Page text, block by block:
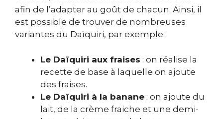
afin de l’adapter au goût de chacun. Ainsi, il
est possible de trouver de nombreuses
variantes du Daïquiri, par exemple :
Le Daïquiri aux fraises : on réalise la
recette de base à laquelle on ajoute
des fraises.
Le Daïquiri à la banane : on ajoute du
lait, de la crème fraiche et une demi-